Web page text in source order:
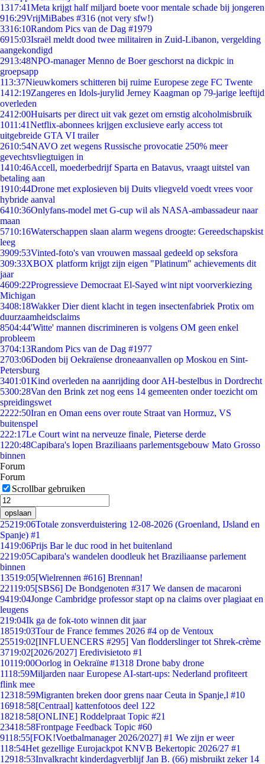
1317:41Meta krijgt half miljard boete voor mentale schade bij jongeren
916:29VrijMiBabes #316 (not very sfw!)
3316:10Random Pics van de Dag #1979
6915:03Israël meldt dood twee militairen in Zuid-Libanon, vergelding
aangekondigd
2913:48NPO-manager Menno de Boer geschorst na dickpic in
groepsapp
113:37Nieuwkomers schitteren bij ruime Europese zege FC Twente
1412:19Zangeres en Idols-jurylid Jerney Kaagman op 79-jarige leeftijd
overleden
2412:00Huisarts per direct uit vak gezet om ernstig alcoholmisbruik
1011:41Netflix-abonnees krijgen exclusieve early access tot
uitgebreide GTA VI trailer
2610:54NAVO zet wegens Russische provocatie 250% meer
gevechtsvliegtuigen in
1410:46Accell, moederbedrijf Sparta en Batavus, vraagt uitstel van
betaling aan
1910:44Drone met explosieven bij Duits vliegveld voedt vrees voor
hybride aanval
6410:36Onlyfans-model met G-cup wil als NASA-ambassadeur naar
maan
5710:16Waterschappen slaan alarm wegens droogte: Gereedschapskist
leeg
3909:53Vinted-foto's van vrouwen massaal gedeeld op seksfora
309:33XBOX platform krijgt zijn eigen "Platinum" achievements dit
jaar
4609:22Progressieve Democraat El-Sayed wint nipt voorverkiezing
Michigan
3408:18Wakker Dier dient klacht in tegen insectenfabriek Protix om
duurzaamheidsclaims
8504:44'Witte' mannen discrimineren is volgens OM geen enkel
probleem
3704:13Random Pics van de Dag #1977
2703:06Doden bij Oekraïense droneaanvallen op Moskou en Sint-
Petersburg
3401:01Kind overleden na aanrijding door AH-bestelbus in Dordrecht
5300:28Van den Brink zet nog eens 14 gemeenten onder toezicht om
spreidingswet
2222:50Iran en Oman eens over route Straat van Hormuz, VS
buitenspel
222:17Le Court wint na nerveuze finale, Pieterse derde
1220:48Capibara's lopen Braziliaans parlementsgebouw Mato Grosso
binnen
Forum
Forum
Scrollbar gebruiken
opslaan
25219:06Totale zonsverduistering 12-08-2026 (Groenland, IJsland en
Spanje) #1
1419:06Prijs Bar le duc rood in het buitenland
2219:05Capibara's wandelen doodleuk het Braziliaanse parlement
binnen
13519:05[Wielrennen #616] Brennan!
22119:05[SBS6] De Bondgenoten #317 We dansen de macaroni
9419:04Jonge Cambridge professor stapt op na claims over plagiaat en
leugens
219:04Ik ga de fok-toto winnen dit jaar
18519:03Tour de France femmes 2026 #4 op de Ventoux
25519:02[INFLUENCERS #295] Van flodderslinger tot Shrek-crème
3719:02[2026/2027] Eredivisietoto #1
10119:00Oorlog in Oekraïne #1318 Drone baby drone
1118:59Miljarden naar Europese AI-start-ups: Nederland profiteert
flink mee
12318:59Migranten breken door grens naar Ceuta in Spanje,l #10
16918:58[Centraal] kattenfotoos deel 122
18218:58[ONLINE] Roddelpraat Topic #21
23418:58Frontpage Feedback Topic #60
9118:55[FOK!Voetbalmanager 2026/2027] #1 We zijn er weer
118:54Het gezellige Eurojackpot KNVB Bekertopic 2026/27 #1
12918:53Invalkracht kinderdagverblijf Jan B. (66) misbruikt zeker 14